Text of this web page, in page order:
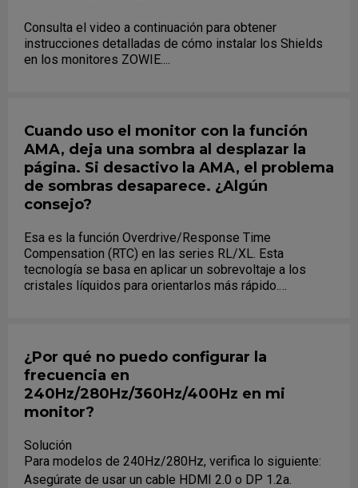
Consulta el video a continuación para obtener
instrucciones detalladas de cómo instalar los Shields
en los monitores ZOWIE....
Cuando uso el monitor con la función
AMA, deja una sombra al desplazar la
página. Si desactivo la AMA, el problema
de sombras desaparece. ¿Algún
consejo?
Esa es la función Overdrive/Response Time
Compensation (RTC) en las series RL/XL. Esta
tecnología se basa en aplicar un sobrevoltaje a los
cristales líquidos para orientarlos más rápido.
¿Por qué no puedo configurar la
frecuencia en
240Hz/280Hz/360Hz/400Hz en mi
monitor?
Solución
Para modelos de 240Hz/280Hz, verifica lo siguiente:
Asegúrate de usar un cable HDMI 2.0 o DP 1.2a.